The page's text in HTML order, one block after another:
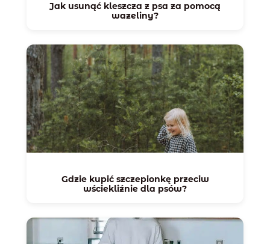
Jak usunąć kleszcza z psa za pomocą
wazeliny?
Gdzie kupić szczepionkę przeciw
wściekliźnie dla psów?